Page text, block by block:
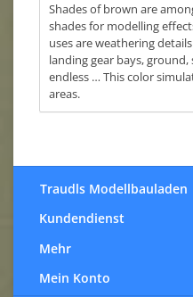
Shades of brown are
shades for modelling
uses are weathering
landing gear bays,
endless … This color
areas.
Traudls Modellbauladen
Kundendienst
Mehr
Mein Konto